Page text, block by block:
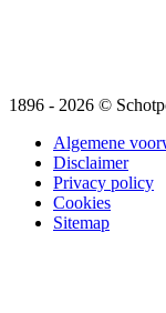
1896 - 2026 ©
Algemene
Disclaimer
Privacy policy
Cookies
Sitemap